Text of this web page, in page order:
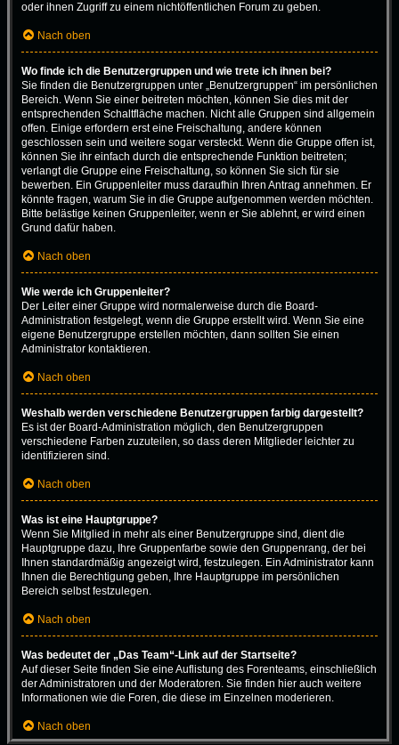
oder ihnen Zugriff zu einem nichtöffentlichen Forum zu geben.
Nach oben
Wo finde ich die Benutzergruppen und wie trete ich ihnen bei?
Sie finden die Benutzergruppen unter „Benutzergruppen“ im persönlichen
Bereich. Wenn Sie einer beitreten möchten, können Sie dies mit der
entsprechenden Schaltfläche machen. Nicht alle Gruppen sind allgemein
offen. Einige erfordern erst eine Freischaltung, andere können
geschlossen sein und weitere sogar versteckt. Wenn die Gruppe offen ist,
können Sie ihr einfach durch die entsprechende Funktion beitreten;
verlangt die Gruppe eine Freischaltung, so können Sie sich für sie
bewerben. Ein Gruppenleiter muss daraufhin Ihren Antrag annehmen. Er
könnte fragen, warum Sie in die Gruppe aufgenommen werden möchten.
Bitte belästige keinen Gruppenleiter, wenn er Sie ablehnt, er wird einen
Grund dafür haben.
Nach oben
Wie werde ich Gruppenleiter?
Der Leiter einer Gruppe wird normalerweise durch die Board-
Administration festgelegt, wenn die Gruppe erstellt wird. Wenn Sie eine
eigene Benutzergruppe erstellen möchten, dann sollten Sie einen
Administrator kontaktieren.
Nach oben
Weshalb werden verschiedene Benutzergruppen farbig dargestellt?
Es ist der Board-Administration möglich, den Benutzergruppen
verschiedene Farben zuzuteilen, so dass deren Mitglieder leichter zu
identifizieren sind.
Nach oben
Was ist eine Hauptgruppe?
Wenn Sie Mitglied in mehr als einer Benutzergruppe sind, dient die
Hauptgruppe dazu, Ihre Gruppenfarbe sowie den Gruppenrang, der bei
Ihnen standardmäßig angezeigt wird, festzulegen. Ein Administrator kann
Ihnen die Berechtigung geben, Ihre Hauptgruppe im persönlichen
Bereich selbst festzulegen.
Nach oben
Was bedeutet der „Das Team“-Link auf der Startseite?
Auf dieser Seite finden Sie eine Auflistung des Forenteams, einschließlich
der Administratoren und der Moderatoren. Sie finden hier auch weitere
Informationen wie die Foren, die diese im Einzelnen moderieren.
Nach oben